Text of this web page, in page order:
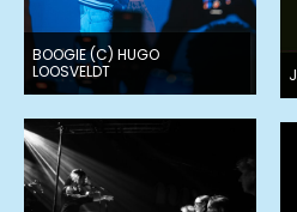
BOOGIE (C) HUGO
LOOSVELDT